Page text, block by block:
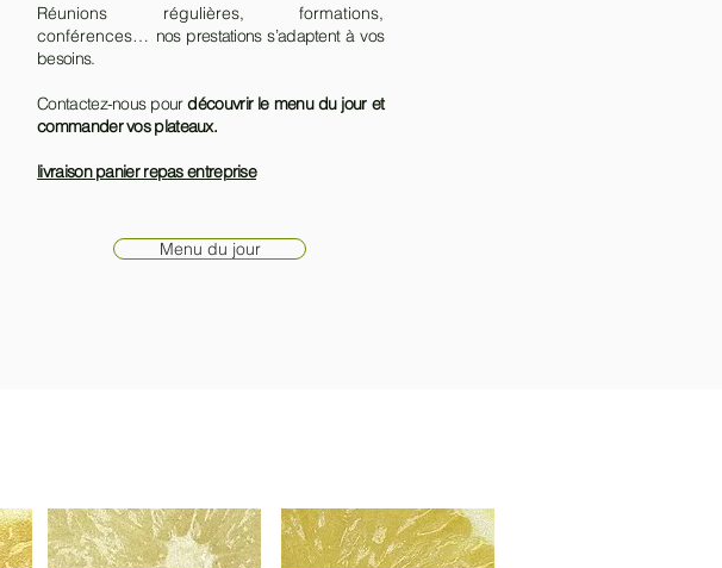
Réunions régulières, formations,
conférences… nos prestations s’adaptent à vos
besoins.
Contactez-nous pourdécouvrir le menu du jour et
commander vos plateaux.
livraison panier repas entreprise
Menu du jour